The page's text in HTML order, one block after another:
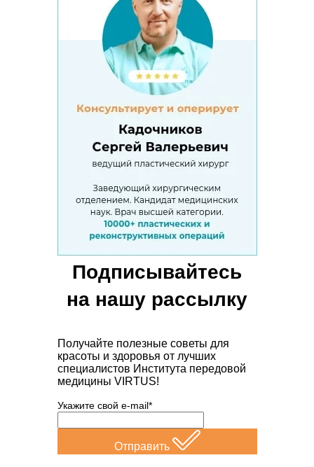
Подписывайтесь
на нашу рассылку
Получайте полезные советы для
красоты и здоровья от лучших
специалистов Института передовой
медицины VIRTUS!
Укажите свой e-mail*
Отправить